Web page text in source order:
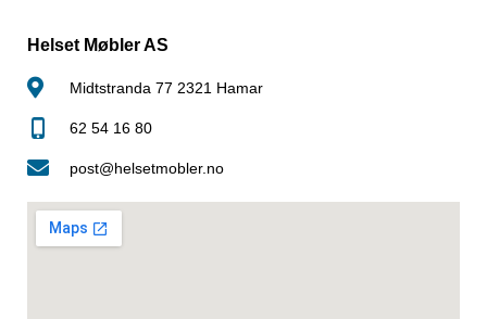
Helset Møbler AS
Midtstranda 77 2321 Hamar
62 54 16 80
post@helsetmobler.no